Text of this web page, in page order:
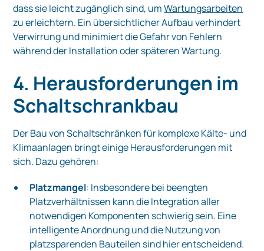
dass sie leicht zugänglich sind, umWartungsarbeiten
zu erleichtern. Ein übersichtlicher Aufbau verhindert
Verwirrung und minimiert die Gefahr von Fehlern
während der Installation oder späteren Wartung.
4. Herausforderungen im
Schaltschrankbau
Der Bau von Schaltschränken für komplexe Kälte- und
Klimaanlagen bringt einige Herausforderungen mit
sich. Dazu gehören:
Platzmangel: Insbesondere bei beengten
Platzverhältnissen kann die Integration aller
notwendigen Komponenten schwierig sein. Eine
intelligente Anordnung und die Nutzung von
platzsparenden Bauteilen sind hier entscheidend.